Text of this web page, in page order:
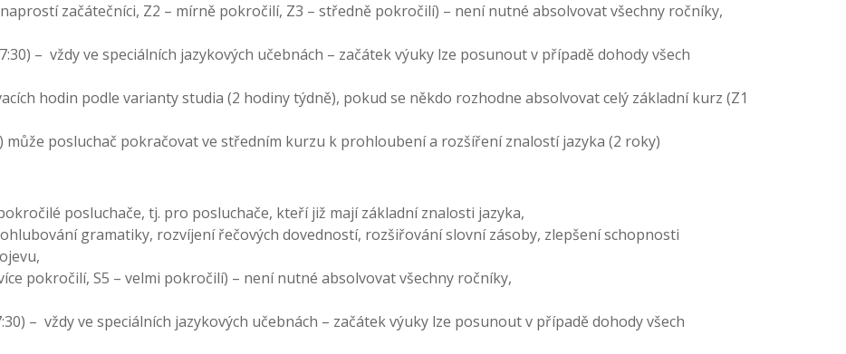
začátečníci, Z2 – mírně pokročilí, Z3 – středně pokročilí) – není nutné absolvovat všechny ročníky,
– vždy ve speciálních jazykových učebnách – začátek výuky lze posunout v případě dohody všech
hodin podle varianty studia (2 hodiny týdně), pokud se někdo rozhodne absolvovat celý základní kurz (Z1
může posluchač pokračovat ve středním kurzu k prohloubení a rozšíření znalostí jazyka (2 roky)
posluchače, tj. pro posluchače, kteří již mají základní znalosti jazyka,
gramatiky, rozvíjení řečových dovedností, rozšiřování slovní zásoby, zlepšení schopnosti
pokročilí, S5 – velmi pokročilí) – není nutné absolvovat všechny ročníky,
– vždy ve speciálních jazykových učebnách – začátek výuky lze posunout v případě dohody všech